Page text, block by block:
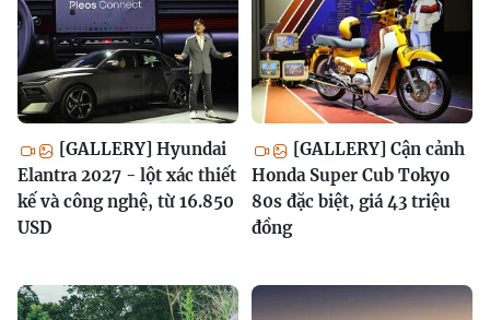
[GALLERY] Hyundai
Elantra 2027 - lột xác thiết
kế và công nghệ, từ 16.850
USD
[GALLERY] Cận cảnh
Honda Super Cub Tokyo
80s đặc biệt, giá 43 triệu
đồng